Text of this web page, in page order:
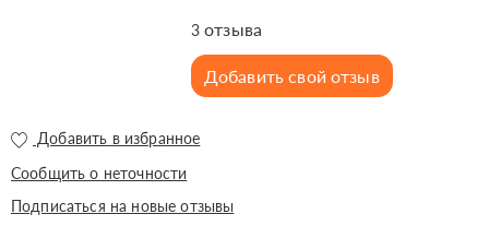
3отзыва
Добавить свой отзыв
Добавить в избранное
Сообщить о неточности
Подписаться на новые отзывы